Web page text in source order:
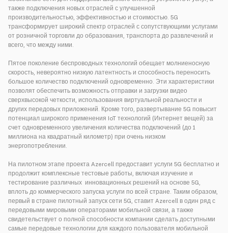
также подключения новых отраслей с улучшенной
производительностью, эффективностью и стоимостью. 5G
трансформирует широкий спектр отраслей с сопутствующими услугами
от розничной торговли до образования, транспорта до развлечений и
всего, что между ними.
Пятое поколение беспроводных технологий обещает молниеносную
скорость, невероятно низкую латентность и способность переносить
большое количество подключений одновременно. Эти характеристики
позволят обеспечить возможность отправки и загрузки видео
сверхвысокой четкости, использования виртуальной реальности и
других передовых приложений. Кроме того, развертывание 5G повысит
потенциал широкого применения IoT технологий (Интернет вещей) за
счет одновременного увеличения количества подключений (до 1
миллиона на квадратный километр) при очень низком
энергопотреблении.
На пилотном этапе проекта Azercell предоставит услуги 5G бесплатно и
продолжит комплексные тестовые работы, включая изучение и
тестирование различных инновационных решений на основе 5G,
вплоть до коммерческого запуска услуги по всей стране. Таким образом,
первый в стране пилотный запуск сети 5G, ставит Azercell в один ряд с
передовыми мировыми операторами мобильной связи, а также
свидетельствует о полной способности компании сделать доступными
самые передовые технологии для каждого пользователя мобильной